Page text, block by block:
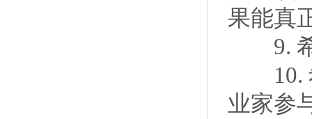
果能真
9. 希
10. 希
业家参